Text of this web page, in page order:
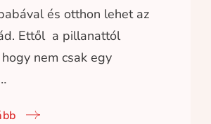
és otthon lehet az
Ettől a pillanattól
nem csak egy